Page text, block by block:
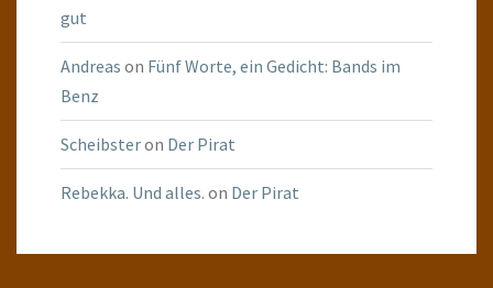
gut
Andreas on Fünf Worte, ein Gedicht: Bands im
Benz
Scheibsteron Der Pirat
Rebekka. Und alles. on Der Pirat